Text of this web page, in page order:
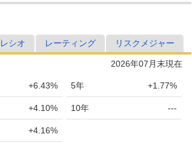
シオ レーティング リスクメジャー
2026年07月末現在
+6.43%
+4.10%
+4.16%
5年 +1.77%
10年 ---